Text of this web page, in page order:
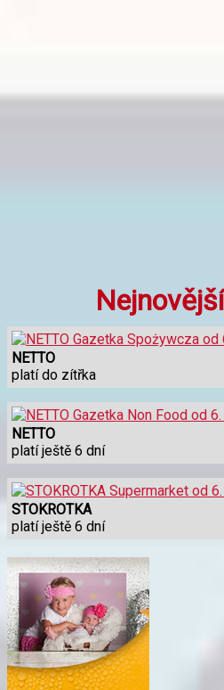
NETTO
platí do zítřka
NETTO
platí ještě 6 dní
STOKROTKA
platí ještě 6 dní